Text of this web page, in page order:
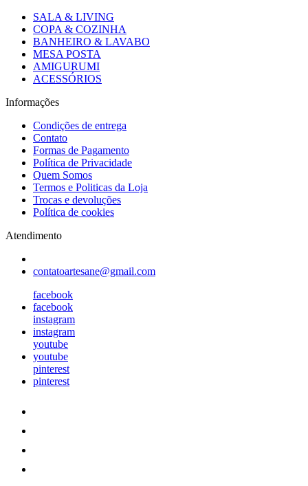
SALA & LIVING
COPA & COZINHA
BANHEIRO & LAVABO
MESA POSTA
AMIGURUMI
ACESSÓRIOS
Informações
Condições de entrega
Contato
Formas de Pagamento
Política de Privacidade
Quem Somos
Termos e Politicas da Loja
Trocas e devoluções
Política de cookies
Atendimento
contatoartesane@gmail.com
facebook
facebook
instagram
instagram
youtube
youtube
pinterest
pinterest